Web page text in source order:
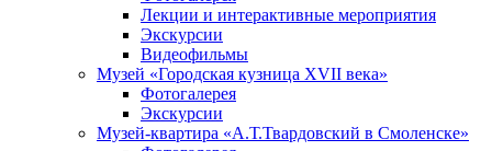
Лекции и интерактивные мероприятия
Экскурсии
Видеофильмы
Музей «Городская кузница XVII века»
Фотогалерея
Экскурсии
Музей-квартира «А.Т.Твардовский в Смоленске»